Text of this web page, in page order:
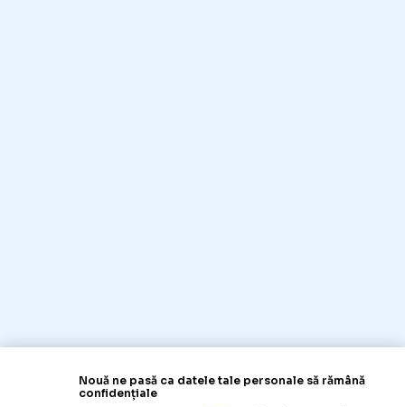
Nouă ne pasă ca datele tale personale să rămână
confidențiale